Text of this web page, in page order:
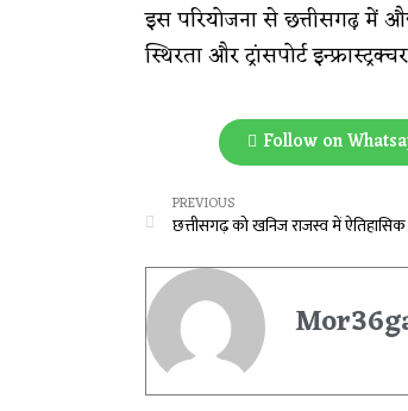
इस परियोजना से छत्तीसगढ़ में
स्थिरता और ट्रांसपोर्ट
Follow on
PREVIOUS